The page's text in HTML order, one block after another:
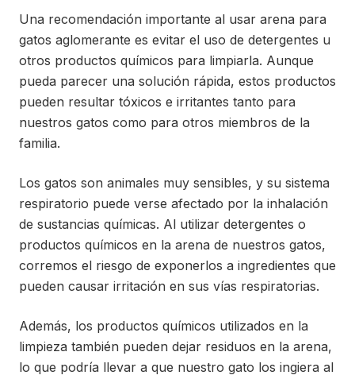
Una recomendación importante al usar arena para
gatos aglomerante es evitar el uso de detergentes u
otros productos químicos para limpiarla. Aunque
pueda parecer una solución rápida, estos productos
pueden resultar tóxicos e irritantes tanto para
nuestros gatos como para otros miembros de la
familia.
Los gatos son animales muy sensibles, y su sistema
respiratorio puede verse afectado por la inhalación
de sustancias químicas. Al utilizar detergentes o
productos químicos en la arena de nuestros gatos,
corremos el riesgo de exponerlos a ingredientes que
pueden causar irritación en sus vías respiratorias.
Además, los productos químicos utilizados en la
limpieza también pueden dejar residuos en la arena,
lo que podría llevar a que nuestro gato los ingiera al